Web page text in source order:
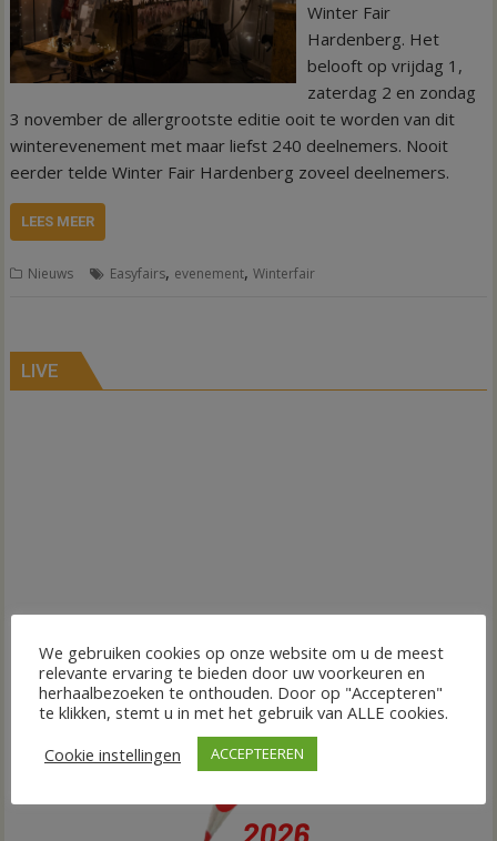
Winter Fair
Hardenberg. Het
belooft op vrijdag 1,
zaterdag 2 en zondag
3 november de allergrootste editie ooit te worden van dit
winterevenement met maar liefst 240 deelnemers. Nooit
eerder telde Winter Fair Hardenberg zoveel deelnemers.
LEES MEER
Nieuws Easyfairs, evenement,Winterfair
LIVE
We gebruiken cookies op onze website om u de meest
relevante ervaring te bieden door uw voorkeuren en
herhaalbezoeken te onthouden. Door op "Accepteren"
te klikken, stemt u in met het gebruik van ALLE cookies.
Cookie instellingen
ACCEPTEEREN